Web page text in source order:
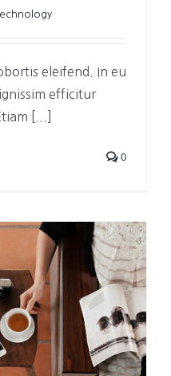
eleifend. In eu
efficitur
[...]
0